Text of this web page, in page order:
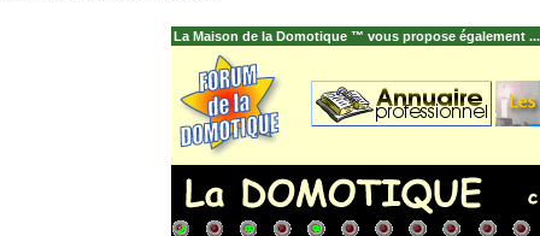
La Maison de la Domotique ™ vous propose également ...